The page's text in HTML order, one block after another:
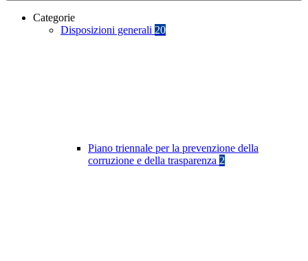
Categorie
Disposizioni generali 20
Piano triennale per la prevenzione della
corruzione e della trasparenza 2